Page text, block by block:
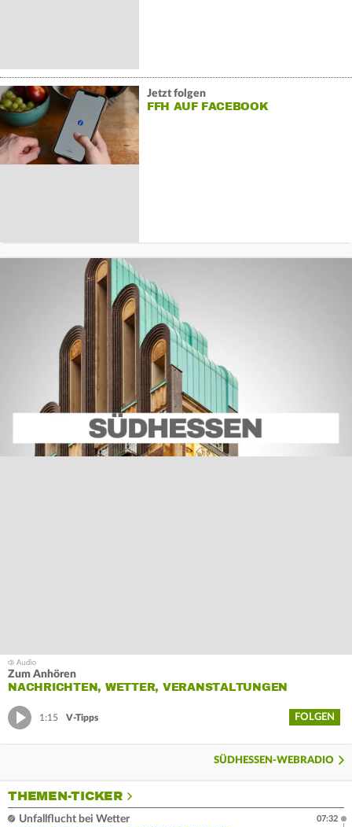
Jetzt folgen
FFH AUF FACEBOOK
Zum Anhören
NACHRICHTEN, WETTER, VERANSTALTUNGEN
1:15 V-Tipps FOLGEN
SÜDHESSEN-WEBRADIO
THEMEN-TICKER
Unfallflucht bei Wetter
07:32